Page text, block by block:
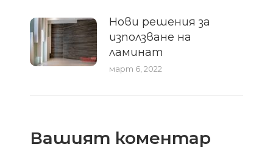
Нови решения за
използване на
ламинат
март 6, 2022
Вашият коментар